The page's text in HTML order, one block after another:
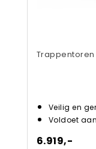
Trappentoren
Veilig en
Voldoet aan
6.919,-